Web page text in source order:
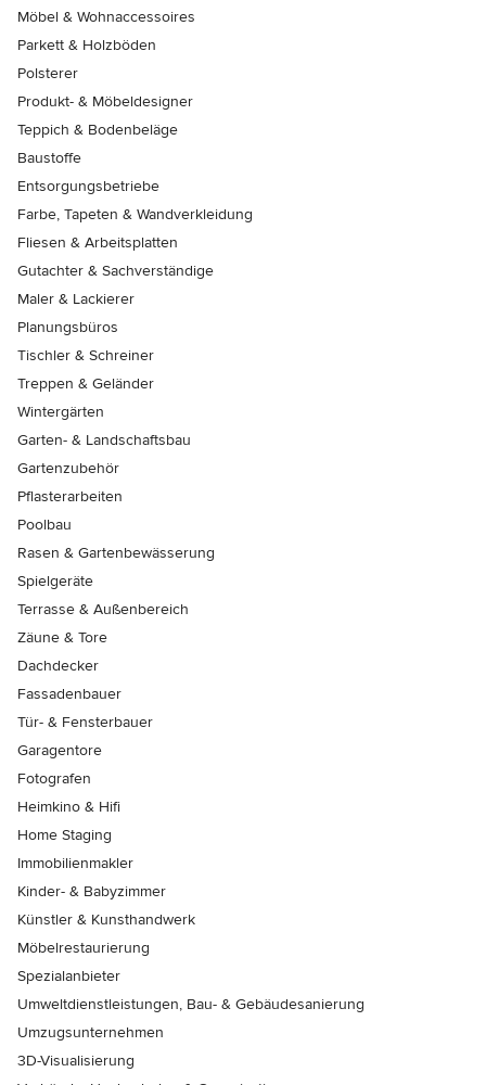
Möbel & Wohnaccessoires
Parkett & Holzböden
Polsterer
Produkt- & Möbeldesigner
Teppich & Bodenbeläge
Baustoffe
Entsorgungsbetriebe
Farbe, Tapeten & Wandverkleidung
Fliesen & Arbeitsplatten
Gutachter & Sachverständige
Maler & Lackierer
Planungsbüros
Tischler & Schreiner
Treppen & Geländer
Wintergärten
Garten- & Landschaftsbau
Gartenzubehör
Pflasterarbeiten
Poolbau
Rasen & Gartenbewässerung
Spielgeräte
Terrasse & Außenbereich
Zäune & Tore
Dachdecker
Fassadenbauer
Tür- & Fensterbauer
Garagentore
Fotografen
Heimkino & Hifi
Home Staging
Immobilienmakler
Kinder- & Babyzimmer
Künstler & Kunsthandwerk
Möbelrestaurierung
Spezialanbieter
Umweltdienstleistungen, Bau- & Gebäudesanierung
Umzugsunternehmen
3D-Visualisierung